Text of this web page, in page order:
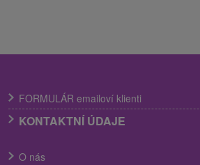
FORMULÁR emailoví klienti
KONTAKTNÍ ÚDAJE
O nás